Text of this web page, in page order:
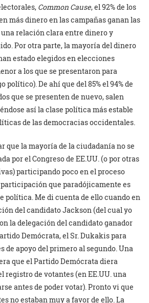
Common Cause, el 92% de los
más dinero en las campañas ganan las
relación clara entre dinero y
Por otra parte, la mayoría del dinero
estado elegidos en elecciones
a los que se presentaron para
político). De ahí que del 85% el 94% de
que se presenten de nuevo, salen
así la clase política más estable
de las democracias occidentales.
que la mayoría de la ciudadanía no se
por el Congreso de EE.UU. (o por otras
participando poco en el proceso
que paradójicamente es
política. Me di cuenta de ello cuando en
del candidato Jackson (del cual yo
la delegación del candidato ganador
Demócrata, el Sr. Dukakis para
de apoyo del primero al segundo. Una
que el Partido Demócrata diera
registro de votantes (en EE.UU. una
antes de poder votar). Pronto vi que
no estaban muy a favor de ello. La